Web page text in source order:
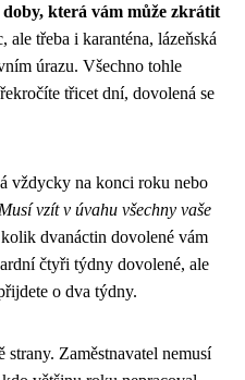
doby, která vám může zkrátit
ale třeba i karanténa, lázeňská
úrazu. Všechno tohle
třicet dní, dovolená se
vždycky na konci roku nebo
Musí vzít v úvahu všechny vaše
dvanáctin dovolené vám
čtyři týdny dovolené, ale
o dva týdny.
Zaměstnavatel nemusí